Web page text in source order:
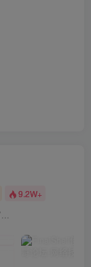
9.2W+